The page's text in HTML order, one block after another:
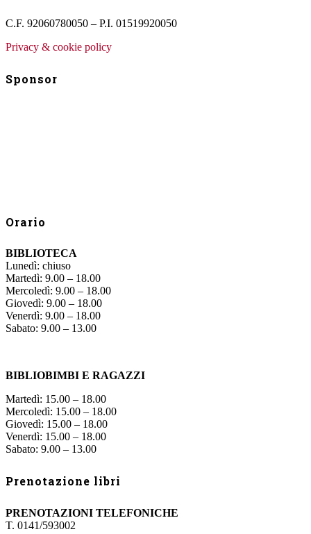
C.F. 92060780050 – P.I. 01519920050
Privacy & cookie policy
Sponsor
Orario
BIBLIOTECA
Lunedì: chiuso
Martedì: 9.00 – 18.00
Mercoledì: 9.00 – 18.00
Giovedì: 9.00 – 18.00
Venerdì: 9.00 – 18.00
Sabato: 9.00 – 13.00
BIBLIOBIMBI E RAGAZZI
Martedì: 15.00 – 18.00
Mercoledì: 15.00 – 18.00
Giovedì: 15.00 – 18.00
Venerdì: 15.00 – 18.00
Sabato: 9.00 – 13.00
Prenotazione libri
PRENOTAZIONI TELEFONICHE
T. 0141/593002